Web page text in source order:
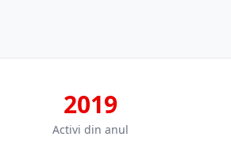
2019
Activi din anul